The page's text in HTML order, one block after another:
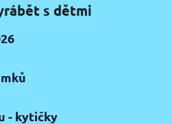
s dětmi
- kytičky